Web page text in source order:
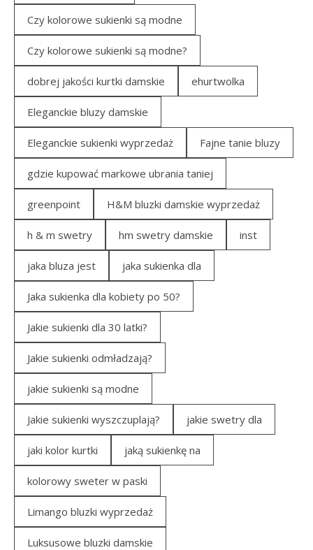
Czy kolorowe sukienki są modne
Czy kolorowe sukienki są modne?
dobrej jakości kurtki damskie ehurtwolka
Eleganckie bluzy damskie
Eleganckie sukienki wyprzedaż Fajne tanie bluzy
gdzie kupować markowe ubrania taniej
greenpoint H&M bluzki damskie wyprzedaż
h & m swetry hm swetry damskie inst
jaka bluza jest jaka sukienka dla
Jaka sukienka dla kobiety po 50?
Jakie sukienki dla 30 latki?
Jakie sukienki odmładzają?
jakie sukienki są modne
Jakie sukienki wyszczuplają? jakie swetry dla
jaki kolor kurtki jaką sukienkę na
kolorowy sweter w paski
Limango bluzki wyprzedaż
Luksusowe bluzki damskie